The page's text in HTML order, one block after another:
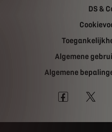
DS &
Algemene
Algemene